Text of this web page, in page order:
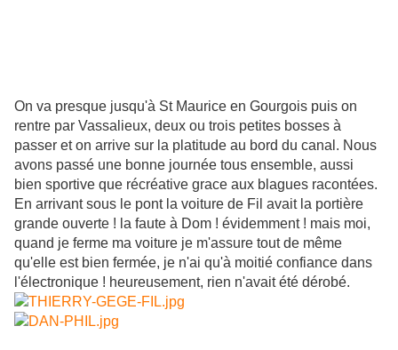
On va presque jusqu'à St Maurice en Gourgois puis on
rentre par Vassalieux, deux ou trois petites bosses à
passer et on arrive sur la platitude au bord du canal. Nous
avons passé une bonne journée tous ensemble, aussi
bien sportive que récréative grace aux blagues racontées.
En arrivant sous le pont la voiture de Fil avait la portière
grande ouverte ! la faute à Dom ! évidemment ! mais moi,
quand je ferme ma voiture je m'assure tout de même
qu'elle est bien fermée, je n'ai qu'à moitié confiance dans
l'électronique ! heureusement, rien n'avait été dérobé.